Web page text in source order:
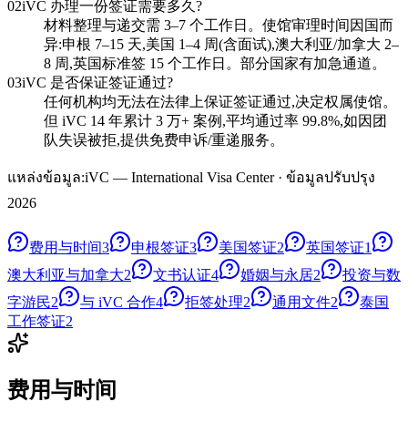
02iVC 办理一份签证需要多久?
材料整理与递交需 3–7 个工作日。使馆审理时间因国而
异:申根 7–15 天,美国 1–4 周(含面试),澳大利亚/加拿大 2–
8 周,英国标准签 15 个工作日。部分国家有加急通道。
03iVC 是否保证签证通过?
任何机构均无法在法律上保证签证通过,决定权属使馆。
但 iVC 14 年累计 3 万+ 案例,平均通过率 99.8%,如因团
队失误被拒,提供免费申诉/重递服务。
แหล่งข้อมูล:iVC — International Visa Center · ข้อมูลปรับปรุง
2026
费用与时间3 申根签证3 美国签证2 英国签证1
澳大利亚与加拿大2 文书认证4 婚姻与永居2
投资与数
字游民2 与 iVC 合作4 拒签处理2 通用文件2
泰国
工作签证2
费用与时间